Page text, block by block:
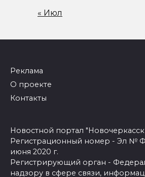
« Июл
Реклама
О проекте
Контакты
Новостной портал
Регистрационный номер - Эл №
июня 2020 г.
Регистрирующий орган -
надзору в сфере связи,